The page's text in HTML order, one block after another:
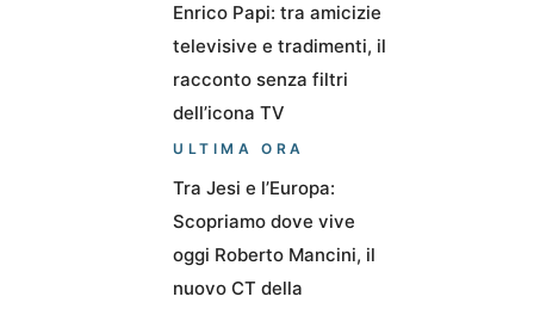
Enrico Papi: tra amicizie
televisive e tradimenti, il
racconto senza filtri
dell’icona TV
ULTIMA ORA
Tra Jesi e l’Europa:
Scopriamo dove vive
oggi Roberto Mancini, il
nuovo CT della